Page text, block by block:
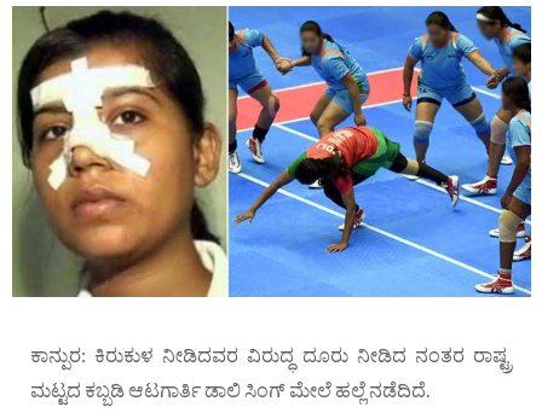
ಕಾನ್ಪುರ: ಕಿರುಕುಳ ನೀಡಿದವರ ವಿರುದ್ಧ ದೂರು ನೀಡಿದ ನಂತರ ರಾಷ್ಟ್ರ
ಮಟ್ಟದ ಕಬ್ಬಡಿ ಆಟಗಾರ್ತಿ ಡಾಲಿ ಸಿಂಗ್‌ ಮೇಲೆ ಹಲ್ಲೆ ನಡೆದಿದೆ.